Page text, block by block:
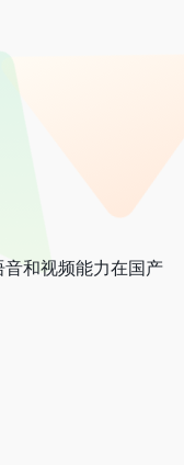
和视频能力在国产